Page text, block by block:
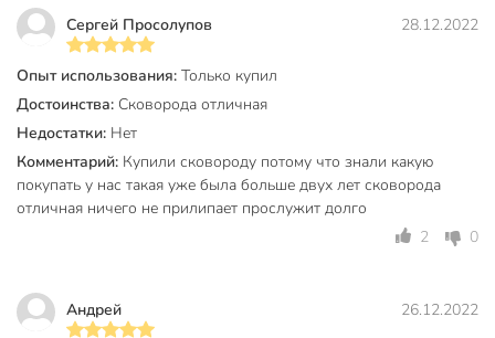
Частые вопросы:
Можно ли мыть сковороду в посудомоечной машине?
Да, сковорода рассчитана на автоматическую мойку,
антипригарное покрытие не теряет свойств при
соблюдении рекомендаций производителя.
Подходит ли для индукционной плиты?
Нет, данная модель не предназначена для индукции, но
отлично работает на газовых, электрических и
Какие размеры и технические параметры?
Сергей Просолупов 28.12.2022
Опыт использования: Только купил
Достоинства: Сковорода отличная
Недостатки: Нет
Комментарий: Купили сковороду потому что знали какую
покупать у нас такая уже была больше двух лет сковорода
отличная ничего не прилипает прослужит долго
2
0
Андрей 26.12.2022